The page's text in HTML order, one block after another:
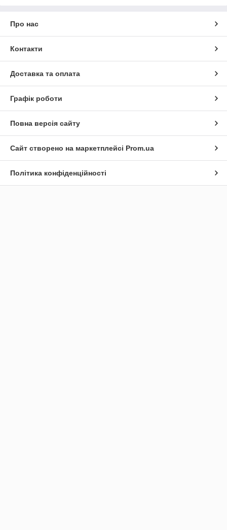
Про нас
Контакти
Доставка та оплата
Графік роботи
Повна версія сайту
Сайт створено на маркетплейсі Prom.ua
Політика конфіденційності